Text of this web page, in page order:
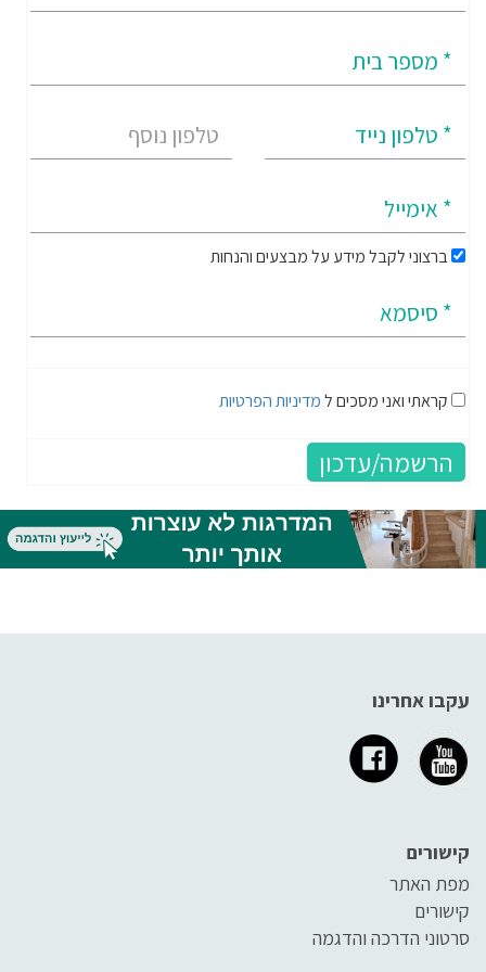
ברצוני לקבל מידע על מבצעים והנחות
קראתי ואני מסכים למדיניות הפרטיות
עקבו אחרינו
קישורים
מפת האתר
קישורים
סרטוני הדרכה והדגמה